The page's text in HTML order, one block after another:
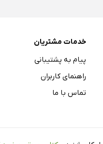
خدمات مشتریان
پیام به پشتیبانی
راهنمای کاربران
تماس با ما